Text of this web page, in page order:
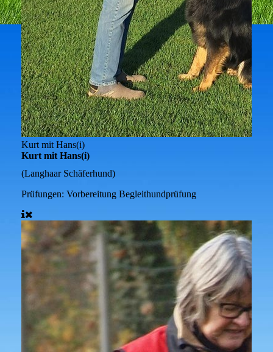
Kurt mit Hans(i)
Kurt mit Hans(i)
(Langhaar Schäferhund)
Prüfungen: Vorbereitung Begleithundprüfung